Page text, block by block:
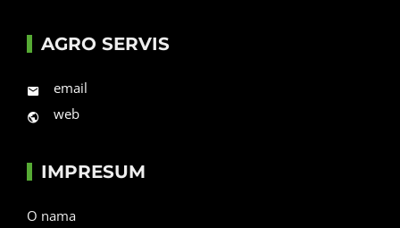
AGRO SERVIS
email
web
IMPRESUM
O nama